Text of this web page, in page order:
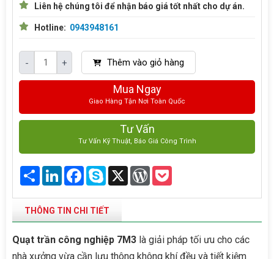
Liên hệ chúng tôi để nhận báo giá tốt nhất cho dự án.
Hotline: 0943948161
- + Thêm vào giỏ hàng
Mua Ngay
Giao Hàng Tận Nơi Toàn Quốc
Tư Vấn
Tư Vấn Kỹ Thuật, Báo Giá Công Trình
Share LinkedInFacebook
Skype X WordPress
THÔNG TIN CHI TIẾT
Quạt trần công nghiệp 7M3 là giải pháp tối ưu cho các
nhà xưởng vừa cần lưu thông không khí đều và tiết kiệm